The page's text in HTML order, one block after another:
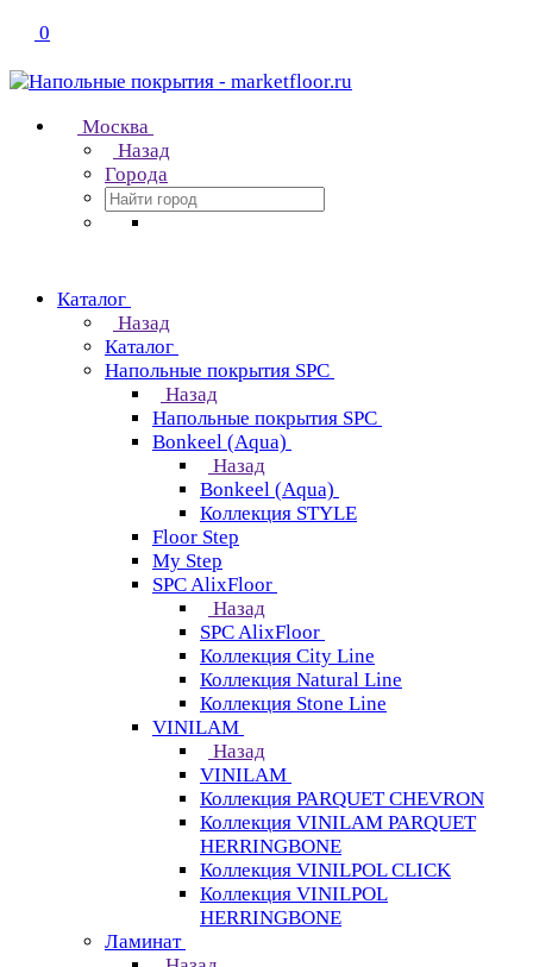
0
Москва
Назад
Города
Каталог
Назад
Каталог
Напольные покрытия SPC
Назад
Напольные покрытия SPC
Bonkeel (Aqua)
Назад
Bonkeel (Aqua)
Коллекция STYLE
Floor Step
My Step
SPC AlixFloor
Назад
SPC AlixFloor
Коллекция City Line
Коллекция Natural Line
Коллекция Stone Line
VINILAM
Назад
VINILAM
Коллекция PARQUET CHEVRON
Коллекция VINILAM PARQUET
HERRINGBONE
Коллекция VINILPOL CLICK
Коллекция VINILPOL
HERRINGBONE
Ламинат